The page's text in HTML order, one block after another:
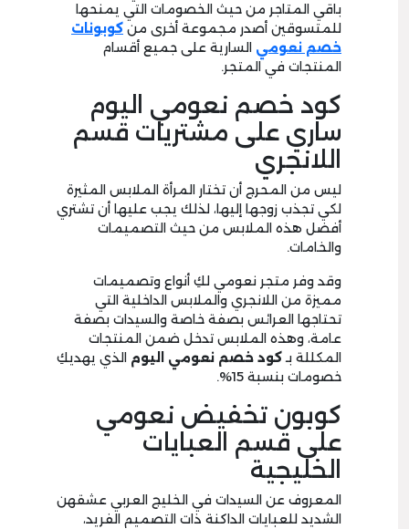
باقي المتاجر من حيث الخصومات التي يمنحها
للمتسوقين أصدر مجموعة أخرى من كوبونات
خصم نعومي السارية على جميع أقسام
المنتجات في المتجر.
كود خصم نعومي اليوم
ساري على مشتريات قسم
اللانجري
ليس من المحرج أن تختار المرأة الملابس المثيرة
لكي تجذب زوجها إليها، لذلك يجب عليها أن تشتري
أفضل هذه الملابس من حيث التصميمات
والخامات.
وقد وفر متجر نعومي لكِ أنواع وتصميمات
مميزة من اللانجري والملابس الداخلية التي
تحتاجها العرائس بصفة خاصة والسيدات بصفة
عامة، وهذه الملابس تدخل ضمن المنتجات
المكللة بـكود خصم نعومي اليوم الذي يهديكِ
خصومات بنسبة 15%.
كوبون تخفيض نعومي
على قسم العبايات
الخليجية
المعروف عن السيدات في الخليج العربي عشقهن
الشديد للعبايات الداكنة ذات التصميم الفريد،